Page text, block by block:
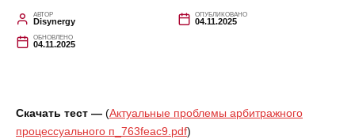
АВТОР
Disynergy
ОПУБЛИКОВАНО
04.11.2025
ОБНОВЛЕНО
04.11.2025
Скачать тест — (Актуальные проблемы арбитражного
процессуального п_763feac9.pdf)